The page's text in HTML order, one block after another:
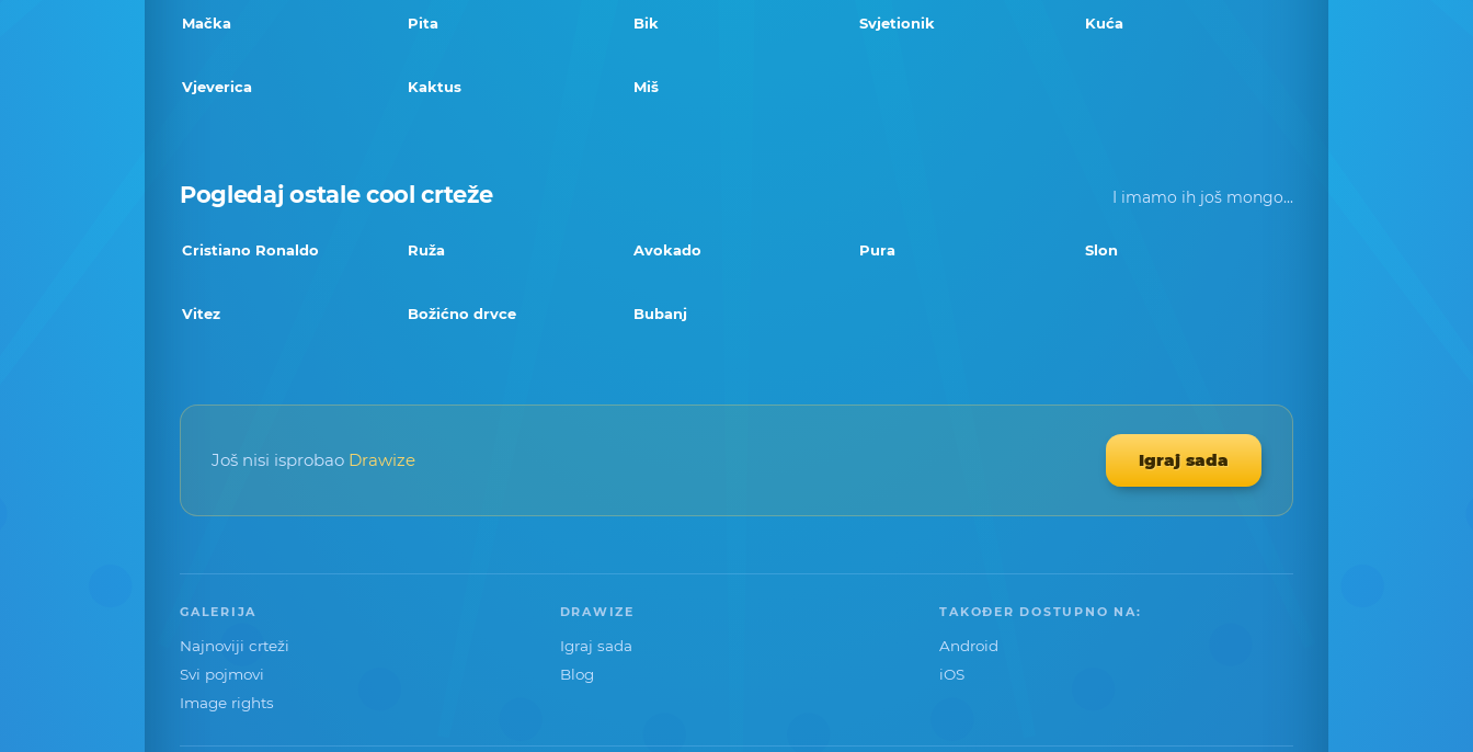
Mačka Pita Bik Svjetionik Kuća
Vjeverica Kaktus Miš
Pogledaj ostale cool crteže I imamo ih još mongo...
Cristiano Ronaldo Ruža Avokado Pura Slon
Vitez Božićno drvce Bubanj
Još nisi isprobao Drawize Igraj sada
GALERIJA
Najnoviji crteži
Svi pojmovi
Image rights
DRAWIZE
Igraj sada
Blog
TAKOĐER DOSTUPNO NA:
Android
iOS